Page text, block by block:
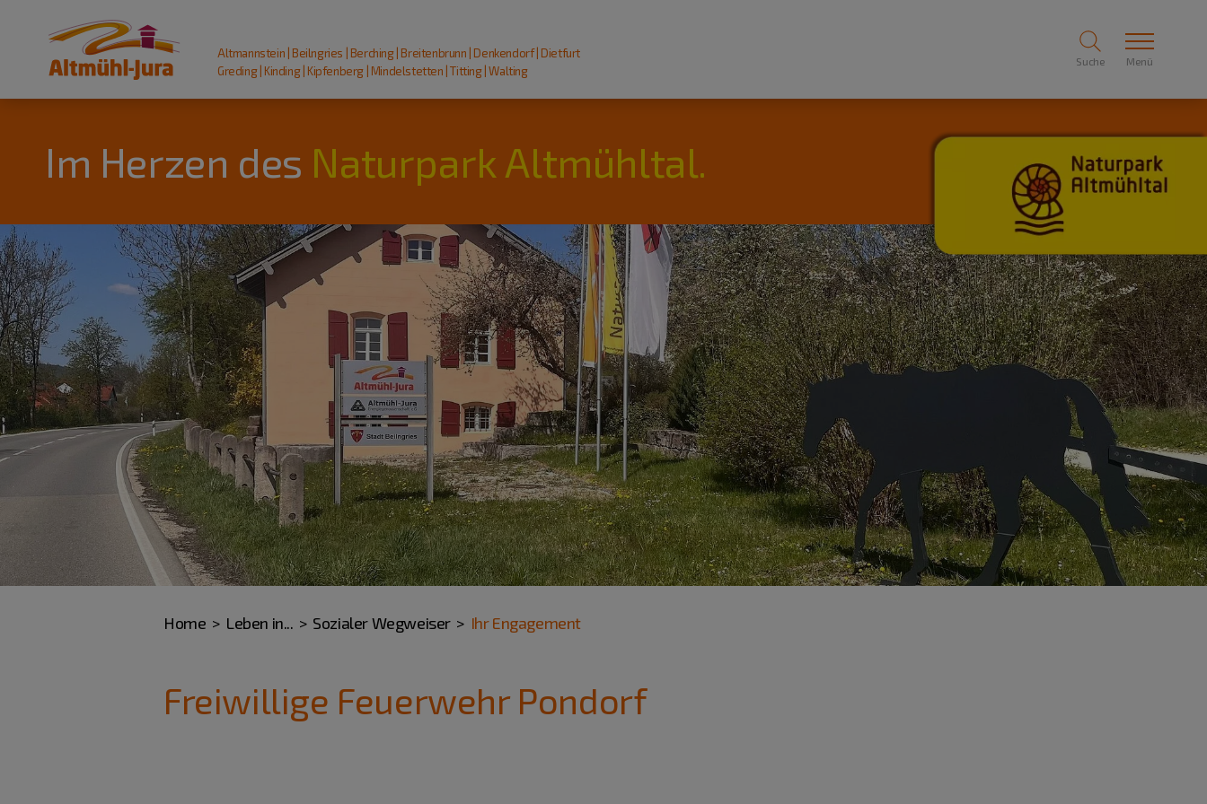
Altmannstein | Beilngries | Berching | Breitenbrunn | Denkendorf | Dietfurt
Greding | Kinding | Kipfenberg | Mindelstetten | Titting | Walting
Suche Menü
Im Herzen des Naturpark Altmühltal.
Home Leben in... Sozialer Wegweiser Ihr Engagement
Freiwillige Feuerwehr Pondorf